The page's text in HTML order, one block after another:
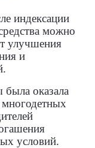
индексации
можно
улучшения
и
оказала
условий.